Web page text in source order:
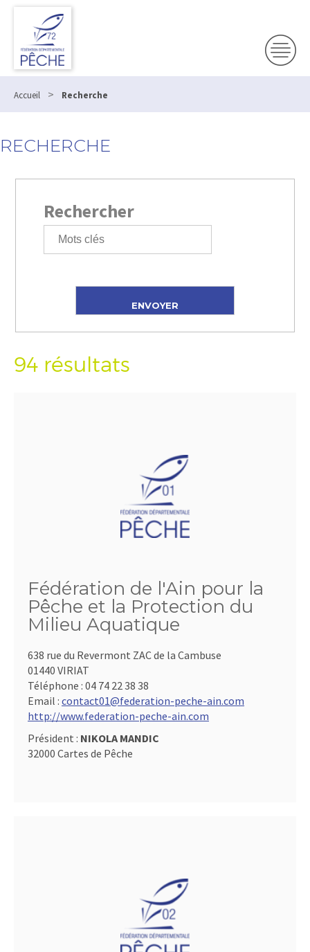
Accueil > Recherche
RECHERCHE
Rechercher
94 résultats
Fédération de l'Ain pour la
Pêche et la Protection du
Milieu Aquatique
638 rue du Revermont ZAC de la Cambuse
01440 VIRIAT
Téléphone : 04 74 22 38 38
Email : contact01@federation-peche-ain.com
http://www.federation-peche-ain.com
Président : NIKOLA MANDIC
32000 Cartes de Pêche